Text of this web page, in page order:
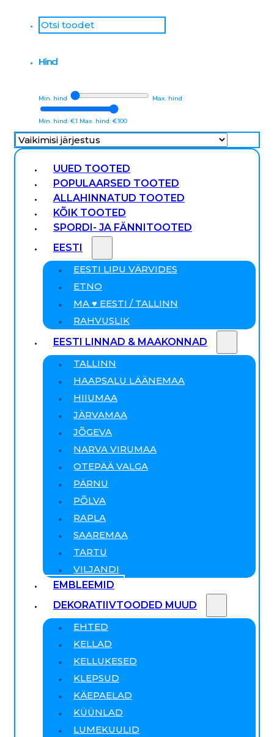
Otsi
Hind
Min. hind Max. hind
Min. hind: €1 Max. hind: €100
UUED TOOTED
POPULAARSED TOOTED
ALLAHINNATUD TOOTED
KÕIK TOOTED
SPORDI- JA FÄNNITOOTED
EESTI
EESTI LIPU VÄRVIDES
ETNO
MA ♥ EESTI / TALLINN
RAHVUSLIK
EESTI LINNAD & MAAKONNAD
TALLINN
HAAPSALU LÄÄNEMAA
HIIUMAA
JÄRVAMAA
JÕGEVA
NARVA VIRUMAA
OTEPÄÄ VALGA
PÄRNU
PÕLVA
RAPLA
SAAREMAA
TARTU
VILJANDI
EMBLEEMID
DEKORATIIVTOODED MUUD
EHTED
KELLAD
KELLUKESED
KLEPSUD
KÄEPAELAD
KÜÜNLAD
LUMEKUULID